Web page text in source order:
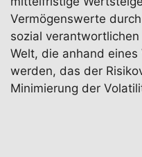
Vermögenswerte
sozial
Welt, die anhand
werden, das der
Minimierung der